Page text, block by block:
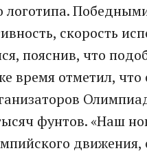
логотипа.
скорость
пояснив, что
время отметил,
фунтов. «Наш
движения,